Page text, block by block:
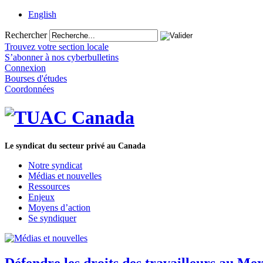
English
Rechercher
Trouvez votre section locale
S’abonner à nos cyberbulletins
Connexion
Bourses d'études
Coordonnées
Le syndicat du secteur privé au Canada
Notre syndicat
Médias et nouvelles
Ressources
Enjeux
Moyens d’action
Se syndiquer